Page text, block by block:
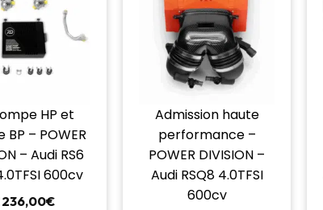
HP et
– POWER
– Audi RS6
600cv
236,00€
Admission haute
performance –
POWER DIVISION –
Audi RSQ8 4.0TFSI
600cv